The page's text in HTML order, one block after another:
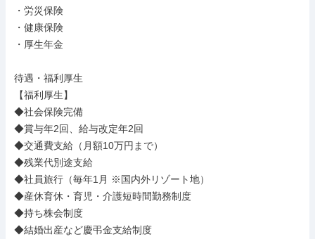
・労災保険
・健康保険
・厚生年金
待遇・福利厚生
【福利厚生】
◆社会保険完備
◆賞与年2回、給与改定年2回
◆交通費支給（月額10万円まで）
◆残業代別途支給
◆社員旅行（毎年1月 ※国内外リゾート地）
◆産休育休・育児・介護短時間勤務制度
◆持ち株会制度
◆結婚出産など慶弔金支給制度